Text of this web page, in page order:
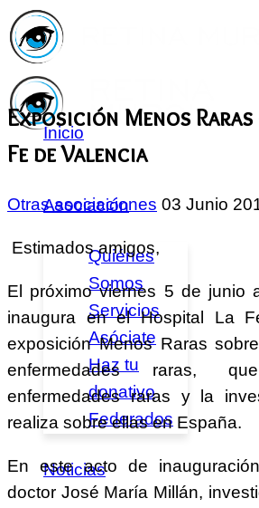
Inicio
Asociación
Quiénes
Somos
Servicios
Asóciate
Haz tu
donativo
Federados
Noticias
Exposición Menos
Fe de Valencia
Otras asociaciones 03 Junio
Estimados amigos,
El próximo viernes 5 de junio
inaugura en el Hospital La
exposición Menos Raras
enfermedades raras,
enfermedades raras y la
realiza sobre ellas en España.
En este acto de
doctor José María Millán,